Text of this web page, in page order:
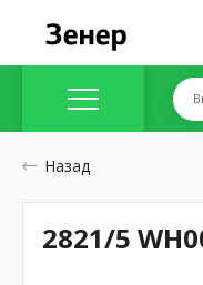
Назад
2821/5